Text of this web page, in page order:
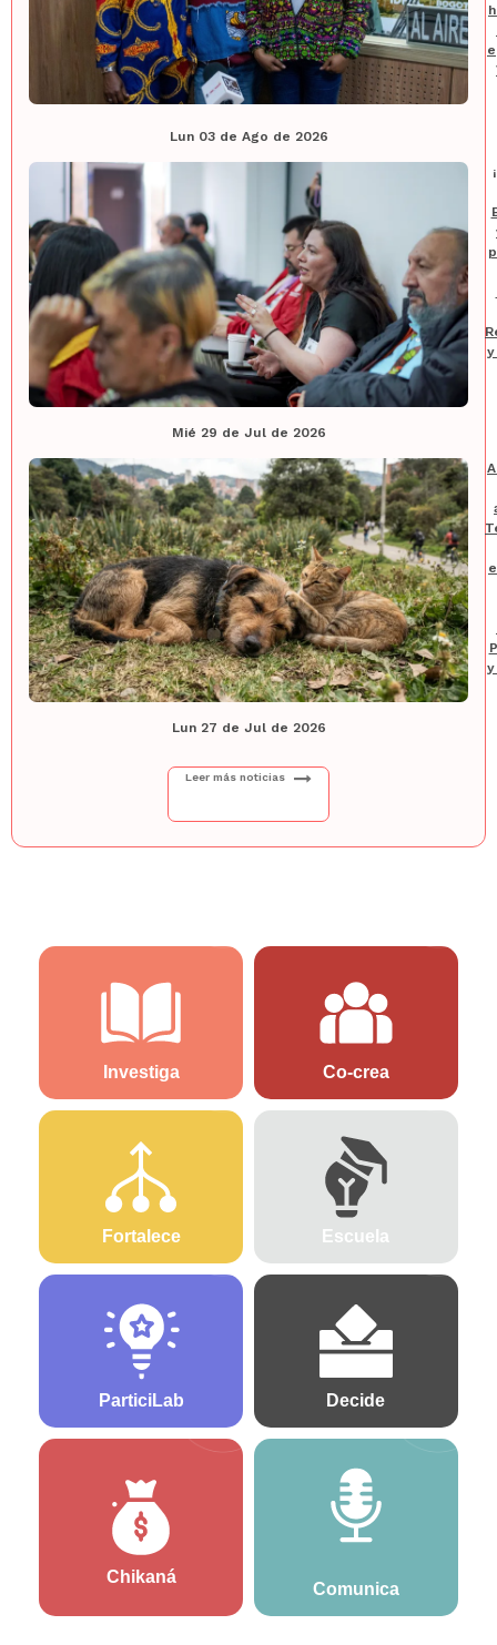
Lun 03 de Ago de 2026
y
Mié 29 de Jul de 2026
y
Lun 27 de Jul de 2026
Leer más noticias
Investiga Co-crea
Fortalece Escuela
ParticiLab Decide
Chikaná
Comunica